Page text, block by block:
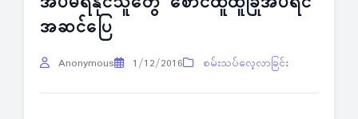
အဆင်ပြေ
Anonymous 1/12/2016 စမ်းသပ်လေ့လာခြင်း